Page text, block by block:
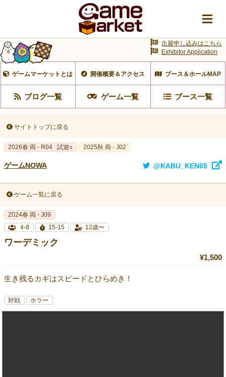
ゲームマーケットとは 開催概要＆アクセス ブース＆ホールMAP
ブログ一覧 ゲーム一覧 ブース一覧
出展申し込みはこちら
Exhibitor Application
サイトトップに戻る
2026春 両 - R04 試遊○ 2025秋 両 - J02
ゲームNOWA @KABU_KEN65
ゲーム一覧に戻る
2024春 両 - J09
4-8
15-15 12歳〜
ワーデミック
¥1,500
生き残るカギはスピードとひらめき！
対戦 ホラー